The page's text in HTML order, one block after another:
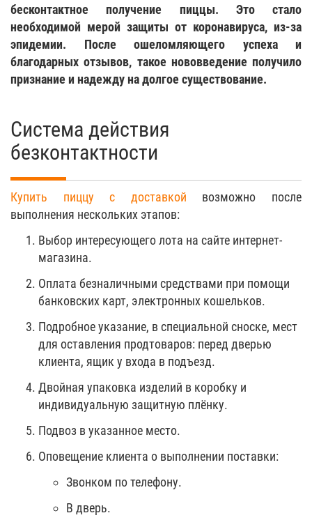
бесконтактное получение пиццы. Это стало
необходимой мерой защиты от коронавируса, из-за
эпидемии. После ошеломляющего успеха и
благодарных отзывов, такое нововведение получило
признание и надежду на долгое существование.
Система действия
безконтактности
Купить пиццу с доставкой возможно после
выполнения нескольких этапов:
Выбор интересующего лота на сайте интернет-
магазина.
Оплата безналичными средствами при помощи
банковских карт, электронных кошельков.
Подробное указание, в специальной сноске, мест
для оставления продтоваров: перед дверью
клиента, ящик у входа в подъезд.
Двойная упаковка изделий в коробку и
индивидуальную защитную плёнку.
Подвоз в указанное место.
Оповещение клиента о выполнении поставки:
Звонком по телефону.
В дверь.